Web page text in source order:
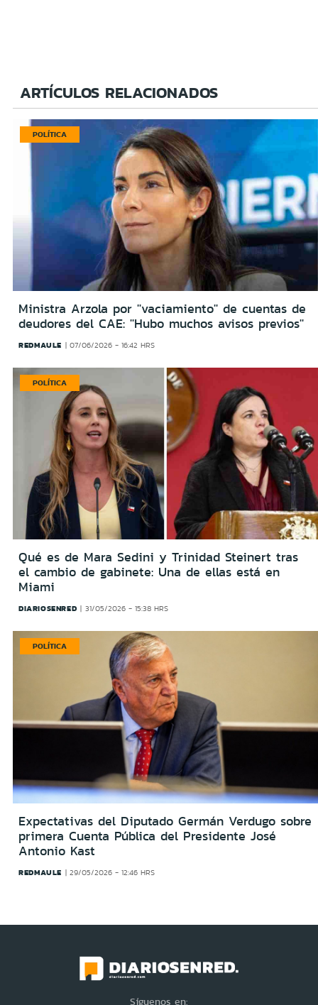
ARTÍCULOS RELACIONADOS
POLÍTICA
Ministra Arzola por ''vaciamiento'' de cuentas de
deudores del CAE: ''Hubo muchos avisos previos''
REDMAULE 07/06/2026 - 16:42 HRS
POLÍTICA
Qué es de Mara Sedini y Trinidad Steinert tras
el cambio de gabinete: Una de ellas está en
Miami
DIARIOSENRED 31/05/2026 - 15:38 HRS
POLÍTICA
Expectativas del Diputado Germán Verdugo sobre
primera Cuenta Pública del Presidente José
Antonio Kast
REDMAULE 29/05/2026 - 12:46 HRS
Síguenos en: